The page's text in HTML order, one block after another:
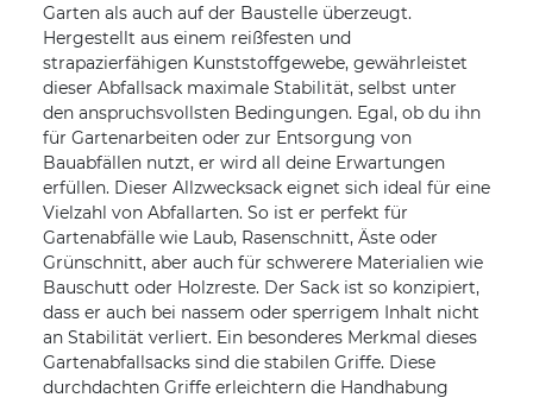
Garten als auch auf der Baustelle überzeugt.
Hergestellt aus einem reißfesten und
strapazierfähigen Kunststoffgewebe, gewährleistet
dieser Abfallsack maximale Stabilität, selbst unter
den anspruchsvollsten Bedingungen. Egal, ob du ihn
für Gartenarbeiten oder zur Entsorgung von
Bauabfällen nutzt, er wird all deine Erwartungen
erfüllen. Dieser Allzwecksack eignet sich ideal für eine
Vielzahl von Abfallarten. So ist er perfekt für
Gartenabfälle wie Laub, Rasenschnitt, Äste oder
Grünschnitt, aber auch für schwerere Materialien wie
Bauschutt oder Holzreste. Der Sack ist so konzipiert,
dass er auch bei nassem oder sperrigem Inhalt nicht
an Stabilität verliert. Ein besonderes Merkmal dieses
Gartenabfallsacks sind die stabilen Griffe. Diese
durchdachten Griffe erleichtern die Handhabung